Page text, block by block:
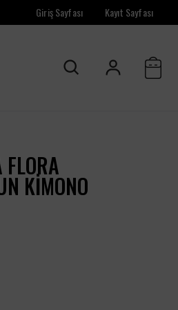
Giriş Sayfası Kayıt Sayfası
FLORA
KIMONO